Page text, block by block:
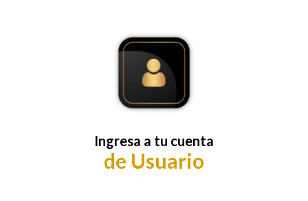
Ingresa a tu cuenta
de Usuario